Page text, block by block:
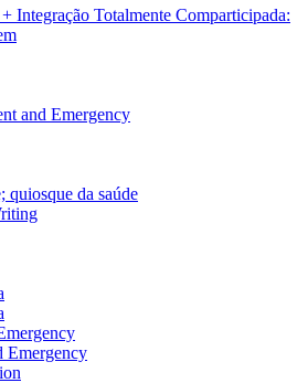
Integração Totalmente Comparticipada:
and Emergency
quiosque da saúde
Emergency